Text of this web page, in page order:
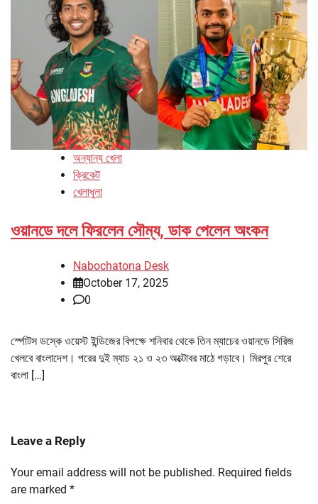
অন্যান্য খেলা
ক্রিকেট
খেলাধুলা
ওয়ানডে দলে ফিরলেন সৌম্য, ডাক পেলেন অংকন
Nabochatona Desk
October 17, 2025
0
র্স্পোটস ডস্কে ওয়েস্ট ইন্ডিজের বিপক্ষে শনিবার থেকে তিন ম্যাচের ওয়ানডে সিরিজ
খেলবে বাংলাদেশ। পরের দুই ম্যাচ ২১ ও ২৩ অক্টোবর মাঠে গড়াবে। মিরপুর শেরে
বাংলা […]
Leave a Reply
Your email address will not be published. Required fields
are marked *